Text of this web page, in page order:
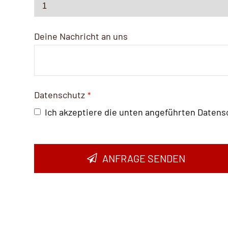
Deine Nachricht an uns
Datenschutz *
Ich akzeptiere die unten angeführten
ANFRAGE SENDEN